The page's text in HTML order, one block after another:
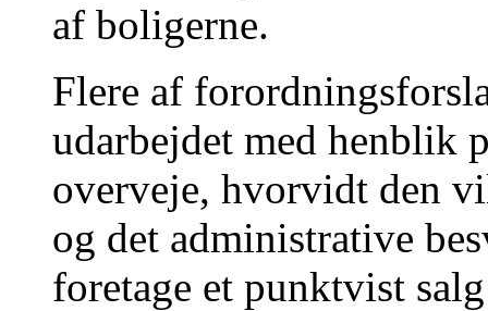
af boligerne.
Flere af
udarbejdet med henblik
overveje, hvorvidt den
og det administrative
foretage et punktvist